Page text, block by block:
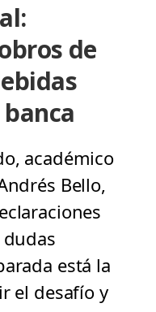
de
académico
Bello,
dudas
está la
el desafío y